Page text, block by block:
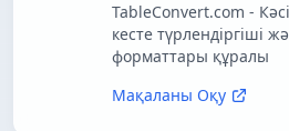
TableConvert.com -
кесте түрлендіргіші
форматтары құралы
Мақаланы Оқу